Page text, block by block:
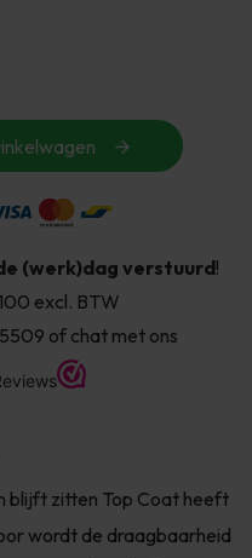
(werk)dag verstuurd!
excl. BTW
of chat met ons
blijft zitten Top Coat heeft
wordt de draagbaarheid